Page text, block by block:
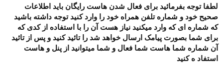
لطفا توجه بفرمائید برای فعال شدن هاست رایگان باید اطلاعات
صحیح خود و شماره تلفن همراه خود را وارد کنید توجه داشته باشید
که شماره ای که وارد میکنید نیاز هست آن را با استفاده از کدی که
برای شما بصورت پیامک ارسال خواهد شد را تائید کنید و پس از تائید
آن شماره شما هاست شما فعال و شما میتوانید از پنل و هاست
استفاد ه کنید